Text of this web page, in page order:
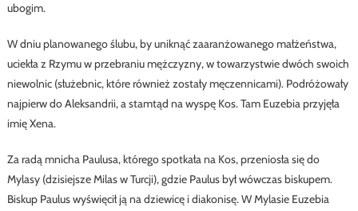
ubogim.
W dniu planowanego ślubu, by uniknąć zaaranżowanego małżeństwa,
uciekła z Rzymu w przebraniu mężczyzny, w towarzystwie dwóch swoich
niewolnic (służebnic, które również zostały męczennicami). Podróżowały
najpierw do Aleksandrii, a stamtąd na wyspę Kos. Tam Euzebia przyjęła
imię Xena.
Za radą mnicha Paulusa, którego spotkała na Kos, przeniosła się do
Mylasy (dzisiejsze Milas w Turcji), gdzie Paulus był wówczas biskupem.
Biskup Paulus wyświęcił ją na dziewicę i diakonisę. W Mylasie Euzebia